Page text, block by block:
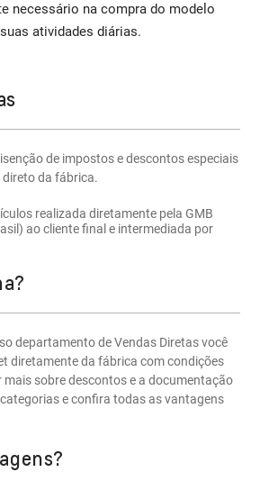
necessário na compra do modelo
atividades diárias.
de impostos e descontos especiais
direto da fábrica.
realizada diretamente pela GMB
ao cliente final e intermediada por
departamento de Vendas Diretas você
diretamente da fábrica com condições
mais sobre descontos e a documentação
e confira todas as vantagens